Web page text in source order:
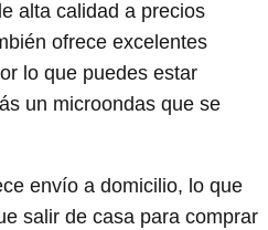
alta calidad a precios
ofrece excelentes
lo que puedes estar
un microondas que se
envío a domicilio, lo que
salir de casa para comprar